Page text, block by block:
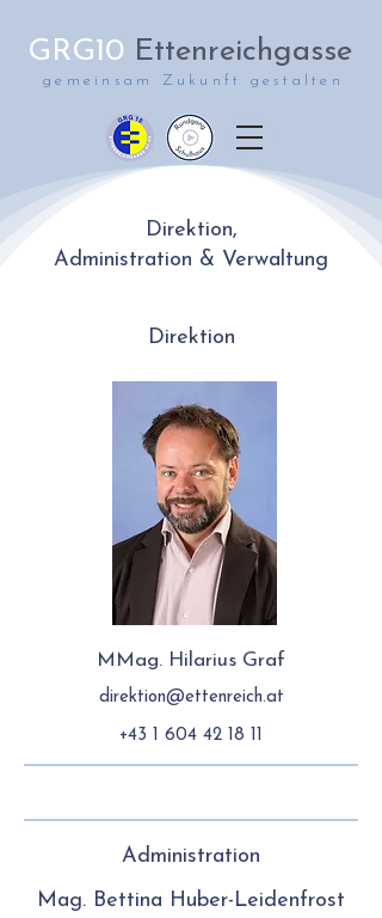
GRG10 Ettenreichgasse
gemeinsam Zukunft gestalten
Direktion,
Administration & Verwaltung
Direktion
MMag. Hilarius Graf
direktion@ettenreich.at
+43 1 604 42 18 11
Administration
Mag. Bettina Huber-Leidenfrost